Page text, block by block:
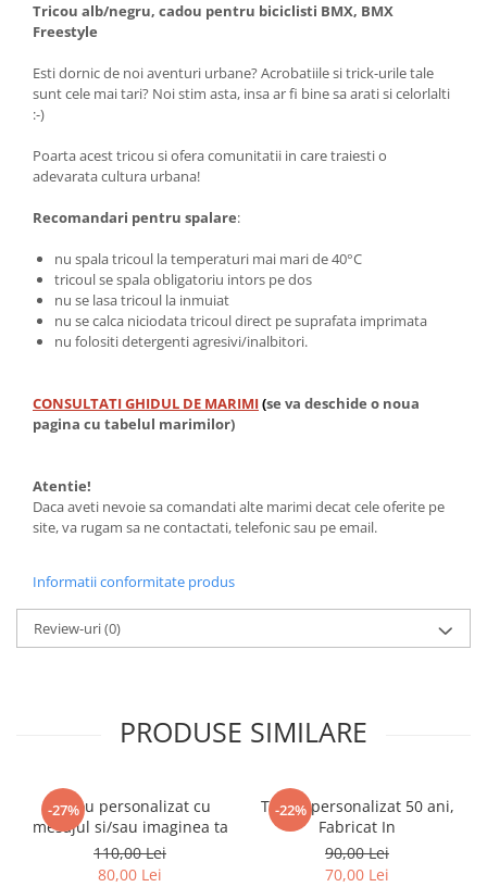
Tricou alb/negru, cadou pentru biciclisti BMX, BMX
Freestyle
Esti dornic de noi aventuri urbane? Acrobatiile si trick-urile tale
sunt cele mai tari? Noi stim asta, insa ar fi bine sa arati si celorlalti
:-)
Poarta acest tricou si ofera comunitatii in care traiesti o
adevarata cultura urbana!
Recomandari pentru spalare:
nu spala tricoul la temperaturi mai mari de 40°C
tricoul se spala obligatoriu intors pe dos
nu se lasa tricoul la inmuiat
nu se calca niciodata tricoul direct pe suprafata imprimata
nu folositi detergenti agresivi/inalbitori.
CONSULTATI GHIDUL DE MARIMI(se va deschide o noua
pagina cu tabelul marimilor)
Atentie!
Daca aveti nevoie sa comandati alte marimi decat cele oferite pe
site, va rugam sa ne contactati, telefonic sau pe email.
Informatii conformitate produs
Review-uri(0)
PRODUSE SIMILARE
-27%
Tricou personalizat cu
mesajul si/sau imaginea ta
110,00 Lei
80,00 Lei
-22%
Tricou personalizat 50 ani,
Fabricat In
90,00 Lei
70,00 Lei